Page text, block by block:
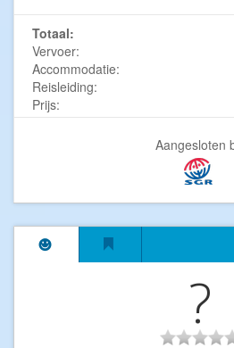
Totaal:
Vervoer:
Accommodatie:
Reisleiding:
Prijs:
Aangesloten
?